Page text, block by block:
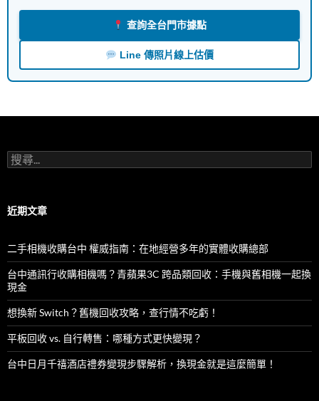
查詢全台門市據點
Line 傳照片線上估價
搜
尋
字:
近期文章
二手相機收購台中 權威指南：在地經營多年的實體收購總部
台中通訊行收購相機嗎？青蘋果3C 跨品類回收：手機與舊相機一起換
現金
想換新 Switch？舊機回收攻略，查行情不吃虧！
平板回收 vs. 自行轉售：哪種方式更快變現？
台中日月千禧酒店禮券變現步驟解析，換現金就是這麼簡單！